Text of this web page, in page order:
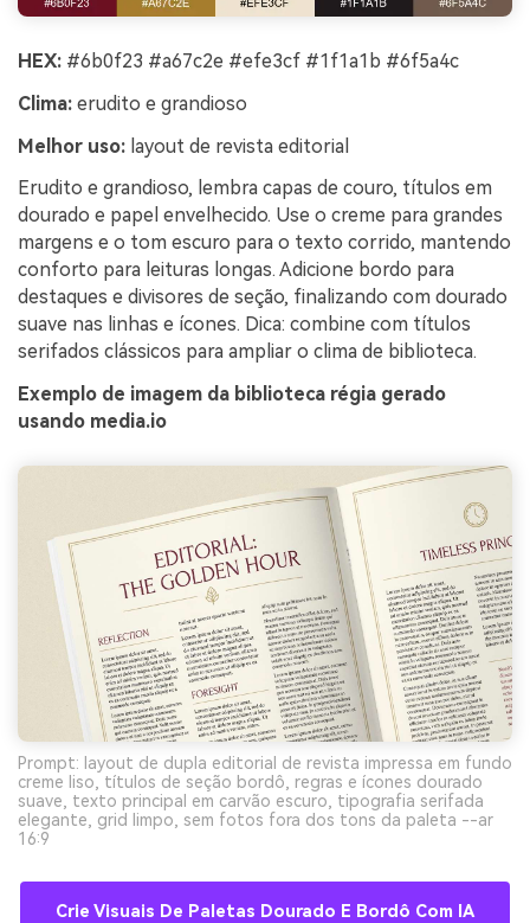
HEX: #6b0f23 #a67c2e #efe3cf #1f1a1b #6f5a4c
Clima: erudito e grandioso
Melhor uso: layout de revista editorial
Erudito e grandioso, lembra capas de couro, títulos em
dourado e papel envelhecido. Use o creme para grandes
margens e o tom escuro para o texto corrido, mantendo
conforto para leituras longas. Adicione bordo para
destaques e divisores de seção, finalizando com dourado
suave nas linhas e ícones. Dica: combine com títulos
serifados clássicos para ampliar o clima de biblioteca.
Exemplo de imagem da biblioteca régia gerado
usando media.io
Prompt: layout de dupla editorial de revista impressa em fundo
creme liso, títulos de seção bordô, regras e ícones dourado
suave, texto principal em carvão escuro, tipografia serifada
elegante, grid limpo, sem fotos fora dos tons da paleta --ar
16:9
Crie Visuais De Paletas Dourado E Bordô Com IA